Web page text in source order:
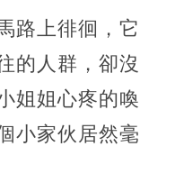
路上徘徊，它
的人群，卻沒
姐姐心疼的喚
小家伙居然毫